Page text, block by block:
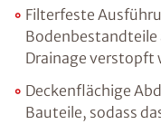
Filterfeste
Drainage verstopft
Deckenflächige
Bauteile, sodass